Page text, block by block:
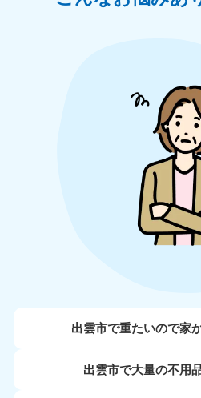
出雲市で重たいので家
出雲市で大量の不用